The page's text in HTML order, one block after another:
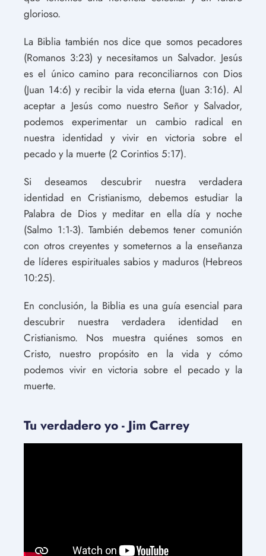
glorioso.
La Biblia también nos dice que somos pecadores
(Romanos 3:23) y necesitamos un Salvador. Jesús
es el único camino para reconciliarnos con Dios
(Juan 14:6) y recibir la vida eterna (Juan 3:16). Al
aceptar a Jesús como nuestro Señor y Salvador,
podemos experimentar un cambio radical en
nuestra identidad y vivir en victoria sobre el
pecado y la muerte (2 Corintios 5:17).
Si deseamos descubrir nuestra verdadera
identidad en Cristianismo, debemos estudiar la
Palabra de Dios y meditar en ella día y noche
(Salmo 1:1-3). También debemos tener comunión
con otros creyentes y someternos a la enseñanza
de líderes espirituales sabios y maduros (Hebreos
10:25).
En conclusión, la Biblia es una guía esencial para
descubrir nuestra verdadera identidad en
Cristianismo. Nos muestra quiénes somos en
Cristo, nuestro propósito en la vida y cómo
podemos vivir en victoria sobre el pecado y la
muerte.
Tu verdadero yo - Jim Carrey